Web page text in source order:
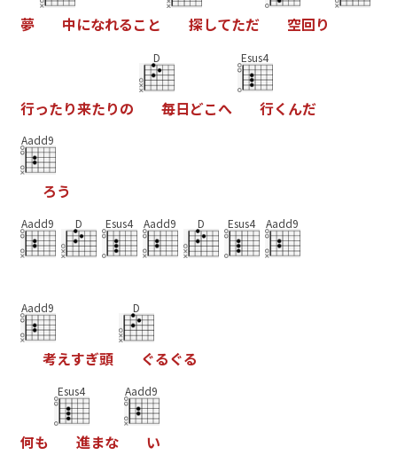
夢 中になれるこ と 探してただ 空回り
行ったり来たりの
D
毎日どこへ
Esus4
行く んだ
Aadd9
ろう
Aadd9 D Esus4 Aadd9 D Esus4 Aadd9
Aadd9
考えすぎ頭
D
ぐるぐる
何も
Esus4
進まな
Aadd9
い